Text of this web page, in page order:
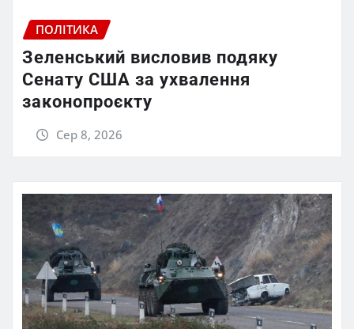
ПОЛІТИКА
Зеленський висловив подяку
Сенату США за ухвалення
законопроєкту
Сер 8, 2026